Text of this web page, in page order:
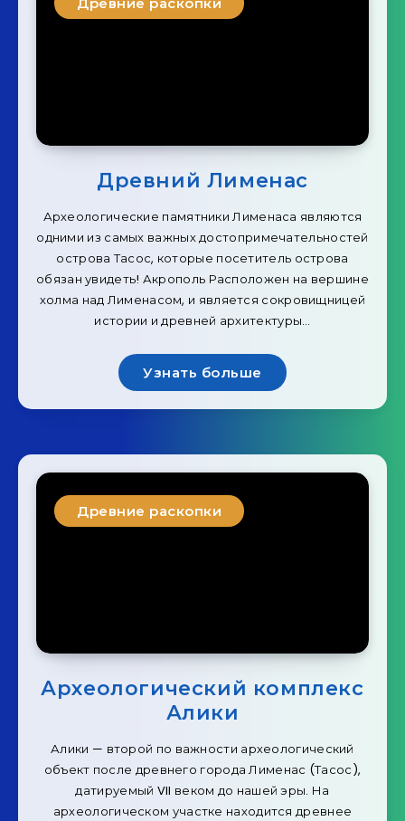
Древний Лименас
Археологические памятники Лименаса являются
одними из самых важных достопримечательностей
острова Тасос, которые посетитель острова
обязан увидеть! Акрополь Расположен на вершине
холма над Лименасом, и является сокровищницей
истории и древней архитектуры…
Узнать больше
Древние раскопки
Археологический комплекс
Алики
Алики — второй по важности археологический
объект после древнего города Лименас (Тасос),
датируемый VII веком до нашей эры. На
археологическом участке находится древнее